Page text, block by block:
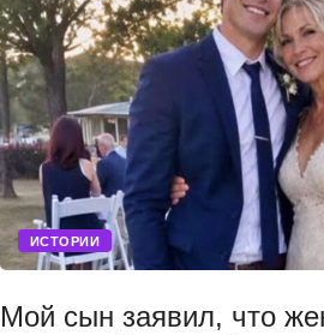
ИСТОРИИ
Мой сын заявил, что